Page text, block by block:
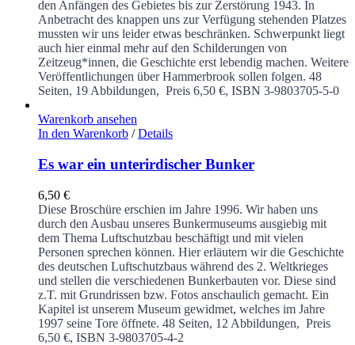
den Anfängen des Gebietes bis zur Zerstörung 1943. In
Anbetracht des knappen uns zur Verfügung stehenden Platzes
mussten wir uns leider etwas beschränken. Schwerpunkt liegt
auch hier einmal mehr auf den Schilderungen von
Zeitzeug*innen, die Geschichte erst lebendig machen. Weitere
Veröffentlichungen über Hammerbrook sollen folgen. 48
Seiten, 19 Abbildungen, Preis 6,50 €, ISBN 3-9803705-5-0
Warenkorb ansehen
In den Warenkorb / Details
Es war ein unterirdischer Bunker
6,50 €
Diese Broschüre erschien im Jahre 1996. Wir haben uns
durch den Ausbau unseres Bunkermuseums ausgiebig mit
dem Thema Luftschutzbau beschäftigt und mit vielen
Personen sprechen können. Hier erläutern wir die Geschichte
des deutschen Luftschutzbaus während des 2. Weltkrieges
und stellen die verschiedenen Bunkerbauten vor. Diese sind
z.T. mit Grundrissen bzw. Fotos anschaulich gemacht. Ein
Kapitel ist unserem Museum gewidmet, welches im Jahre
1997 seine Tore öffnete. 48 Seiten, 12 Abbildungen, Preis
6,50 €, ISBN 3-9803705-4-2